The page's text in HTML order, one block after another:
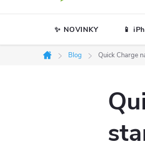
✨ NOVINKY 📱
Domů
Blog Quick Charge